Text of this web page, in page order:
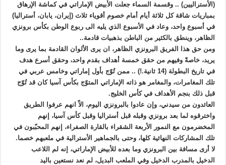
(الأستراليين) .. وقسمة السماء جعلت الأبيض الإماراتي في كماشة الإرهاق
بمباريات شاقة كل ثلاثة أيام أمام خصوم أقوياء ثلاث (إيران، يابان، أستراليا)
في أسبوع واحد، وعاد في الأسبوع الذي يليه الى ربوع الوطن بكأس برونزي
الظاهر، وينطق بالكثير من الباطن بذهبيات قادمة..
ومن حق هذا الفريق البرونزي الظاهر، ان يرى الألوان القادمة بما يرى وما
يريد، خاصةً وفيهم من حقق خمسة أهداف بقدم واحد، وحقق أسرع هدف
في تاريخ البطولة (14 ثانية.!) .. ممن تُوّج بأول إماراتي وخامس عربي في
تلك المغامرات، والمغامر هو ذاته الإماراتي المتوّج بكأس آسيا كان قد تُوّج
قبل ذلك بنجم الأهداف في كأس الخليج.
العائدون من سيدني، وإن عادوا بالبرونزي اليوم، الاّ انهم عرفوا الطريق
واخترقوه لما بعد برونزي وقبله قبل أستراليا وقبل كأس آسيا، إنهم
المخضرمون مع النمور الأربعة الشقراء بالقارة الصفراء، إنهم المحبّبون في
تلك المشاركات النهائية كلها، وحتى بالجماهير الأسترالية في ملعبهم خصما.
لا أرى مسافة بين البرونزي وما بعده للأبيض الإماراتي، إنه لم اللاعب
الدخيل بالمدرب الدخيل وفي الملعب البديل، لم نعد نستعين باليد